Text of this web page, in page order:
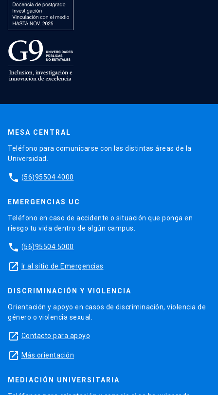
MESA CENTRAL
Teléfono para comunicarse con las distintas áreas de la
Universidad.
phone (56)95504 4000
EMERGENCIAS UC
Teléfono en caso de accidente o situación que ponga en
riesgo tu vida dentro de algún campus.
phone (56)95504 5000
launch Ir al sitio de Emergencias
DISCRIMINACIÓN Y VIOLENCIA
Orientación y apoyo en casos de discriminación, violencia de
género o violencia sexual.
launch Contacto para apoyo
launch Más orientación
MEDIACIÓN UNIVERSITARIA